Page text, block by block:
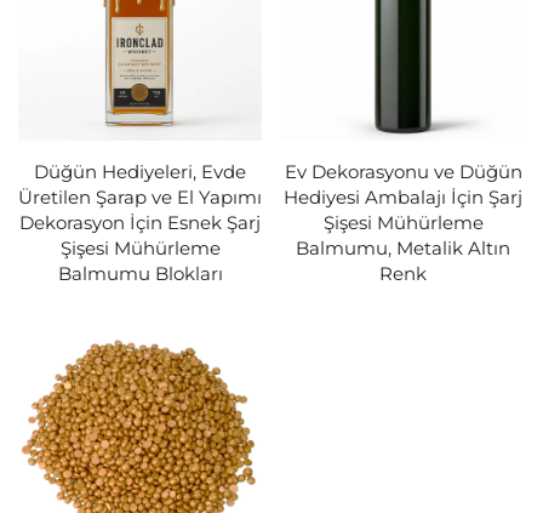
Düğün Hediyeleri, Evde
Üretilen Şarap ve El Yapımı
Dekorasyon İçin Esnek Şarj
Şişesi Mühürleme
Balmumu Blokları
Ev Dekorasyonu ve Düğün
Hediyesi Ambalajı İçin Şarj
Şişesi Mühürleme
Balmumu, Metalik Altın
Renk